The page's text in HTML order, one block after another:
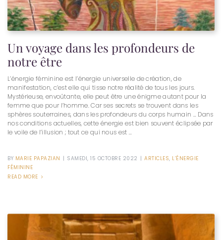
Un voyage dans les profondeurs de
notre être
L’énergie féminine est l’énergie universelle de création, de
manifestation, c’est elle qui tisse notre réalité de tous les jours.
Mystérieuse, envoûtante, elle peut être une énigme autant pour la
femme que pour l’homme. Car ses secrets se trouvent dans les
sphères souterraines, dans les profondeurs du corps humain … Dans
nos conditions actuelles, cette énergie est bien souvent éclipsée par
le voile de l’illusion ; tout ce qui nous est ...
BY MARIE PAPAZIAN | SAMEDI, 15 OCTOBRE 2022 | ARTICLES, L’ÉNERGIE
FÉMININE
READ MORE